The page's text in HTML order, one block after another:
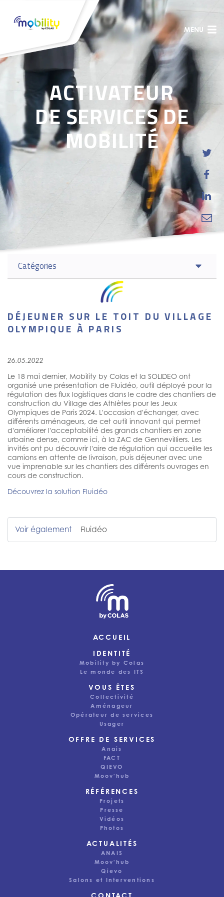
MENU
ACTIVATEUR
DE SERVICES DE
MOBILITÉ
Ce site utilise des cookies pour assurer une bonne
expérience utilisateur. Selon vos préférences, nous
pouvons également utiliser des cookies à des fins
d’analyse ou pour vous proposer des publicités
pertinentes. Vous pouvez modifier vos préférences de
cookies à partir du lien en bas de page.
DÉJEUNER SUR LE TOIT DU VILLAGE
OLYMPIQUE À PARIS
26.05.2022
Le 18 mai dernier, Mobility by Colas et la SOLIDEO ont
organisé une présentation de Fluidéo, outil déployé pour la
régulation des flux logistiques dans le cadre des chantiers de
construction du Village des Athlètes pour les Jeux
Olympiques de Paris 2024. L'occasion d'échanger, avec
différents aménageurs, de cet outil innovant qui permet
d'améliorer l'acceptabilité des grands chantiers en zone
urbaine dense, comme ici, à la ZAC de Gennevilliers. Les
invités ont pu découvrir l'aire de régulation qui accueille les
camions en attente de livraison, puis déjeuner avec une
vue imprenable sur les chantiers des différents ouvrages en
cours de construction.
Découvrez la solution Fluidéo
Voir également Fluidéo




Catégories
ACCUEIL
IDENTITÉ
Mobility by Colas
Le monde des ITS
VOUS ÊTES
Collectivité
Aménageur
Opérateur de services
Usager
OFFRE DE SERVICES
Anais
FACT
QIEVO
Moov'hub
RÉFÉRENCES
Projets
Presse
Vidéos
Photos
ACTUALITÉS
ANAIS
Moov'hub
Qievo
Salons et Interventions